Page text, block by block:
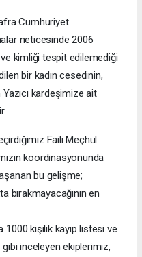
Cumhuriyet
neticesinde 2006
kimliği tespit edilemediği
bir kadın cesedinin,
Yazıcı kardeşimize ait
Faili Meçhul
koordinasyonunda
bu gelişme;
bırakmayacağının en
1000 kişilik kayıp listesi ve
inceleyen ekiplerimiz,